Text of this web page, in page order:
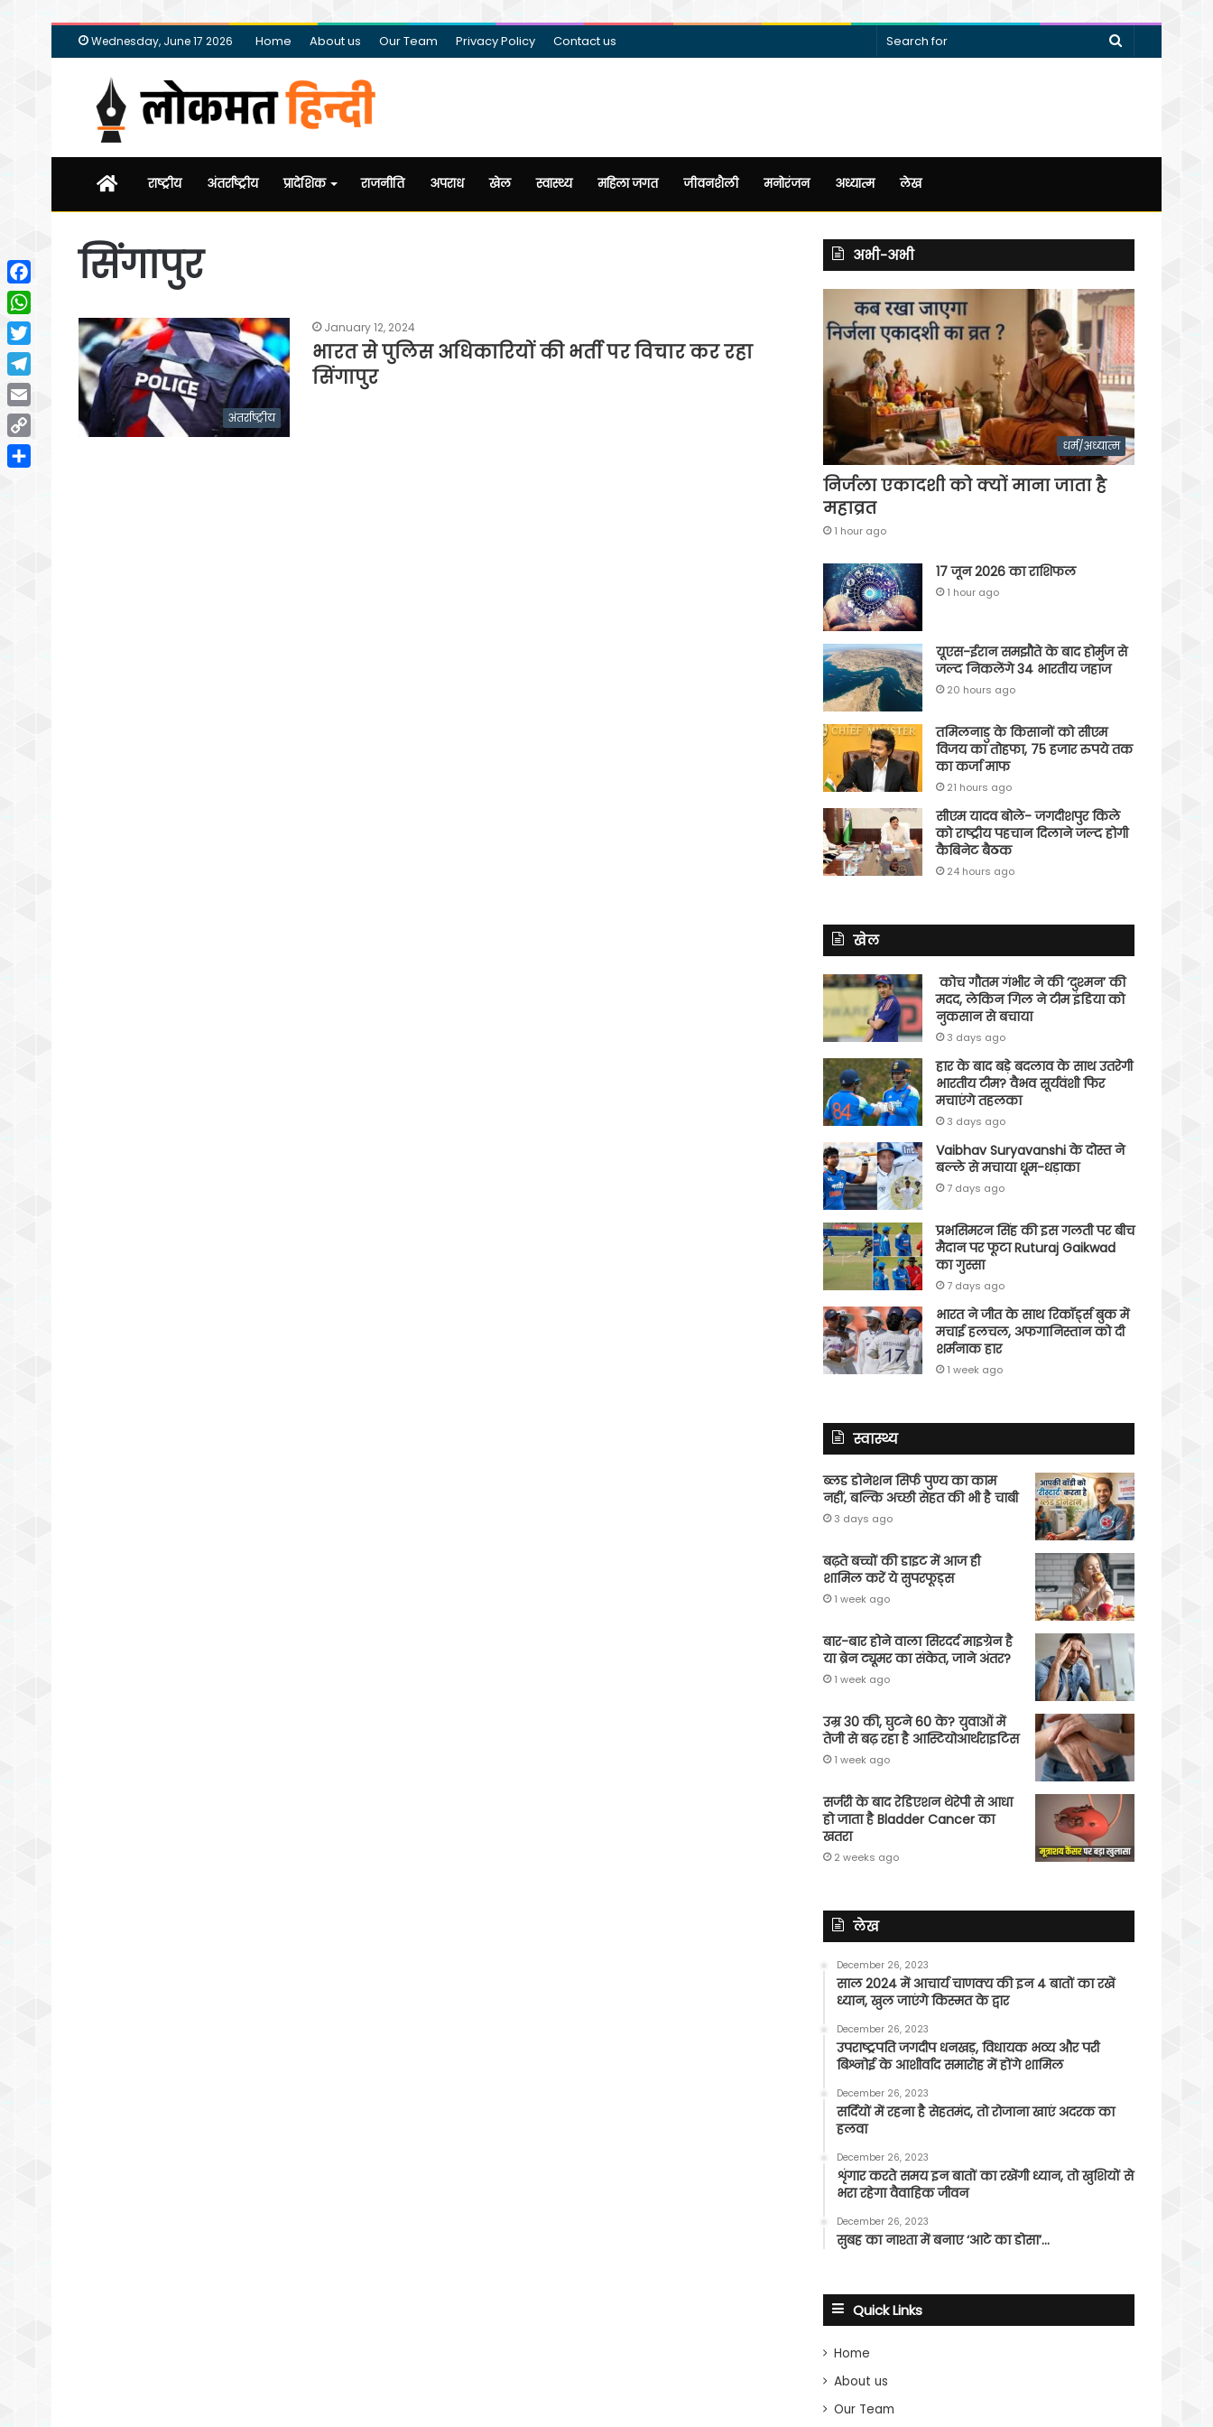
Wednesday, June 17 2026 Home About us Our Team Privacy Policy Contact us
Search
Homeराष्ट्रीय अंतर्राष्ट्रीय प्रादेशिक राजनीति अपराध खेल स्वास्थ्य महिला जगत जीवनशैली मनोरंजन अध्यात्म लेख
सिंगापुर
अंतर्राष्ट्रीय
January 12, 2024
भारत से पुलिस अधिकारियों की भर्ती पर विचार कर रहा
सिंगापुर
अभी-अभी
धर्म/अध्यात्म
निर्जला एकादशी को क्यों माना जाता है
महाव्रत
1 hour ago
17 जून 2026 का राशिफल
1 hour ago
यूएस-ईरान समझौते के बाद होर्मुज से
जल्द निकलेंगे 34 भारतीय जहाज
20 hours ago
तमिलनाडु के किसानों को सीएम
विजय का तोहफा, 75 हजार रुपये तक
का कर्जा माफ
21 hours ago
सीएम यादव बोले- जगदीशपुर किले
को राष्ट्रीय पहचान दिलाने जल्द होगी
कैबिनेट बैठक
24 hours ago
खेल
कोच गौतम गंभीर ने की ‘दुश्मन’ की
मदद, लेकिन गिल ने टीम इंडिया को
नुकसान से बचाया
3 days ago
हार के बाद बड़े बदलाव के साथ उतरेगी
भारतीय टीम? वैभव सूर्यवंशी फिर
मचाएंगे तहलका
3 days ago
Vaibhav Suryavanshi के दोस्त ने
बल्ले से मचाया धूम-धड़ाका
7 days ago
प्रभसिमरन सिंह की इस गलती पर बीच
मैदान पर फूटा Ruturaj Gaikwad
का गुस्सा
7 days ago
भारत ने जीत के साथ रिकॉर्ड्स बुक में
मचाई हलचल, अफगानिस्तान को दी
शर्मनाक हार
1 week ago
स्वास्थ्य
ब्लड डोनेशन सिर्फ पुण्य का काम
नहीं, बल्कि अच्छी सेहत की भी है चाबी
3 days ago
बढ़ते बच्चों की डाइट में आज ही
शामिल करें ये सुपरफूड्स
1 week ago
बार-बार होने वाला सिरदर्द माइग्रेन है
या ब्रेन ट्यूमर का संकेत, जाने अंतर?
1 week ago
उम्र 30 की, घुटने 60 के? युवाओं में
तेजी से बढ़ रहा है आस्टियोआर्थराइटिस
1 week ago
सर्जरी के बाद रेडिएशन थेरेपी से आधा
हो जाता है Bladder Cancer का
खतरा
2 weeks ago
लेख
December 26, 2023
साल 2024 में आचार्य चाणक्य की इन 4 बातों का रखें
ध्यान, खुल जाएंगे किस्मत के द्वार
December 26, 2023
उपराष्ट्रपति जगदीप धनखड़, विधायक भव्य और परी
बिश्नोई के आशीर्वाद समारोह में होंगे शामिल
December 26, 2023
सर्दियों में रहना है सेहतमंद, तो रोजाना खाएं अदरक का
हलवा
December 26, 2023
शृंगार करते समय इन बातों का रखेंगी ध्यान, तो खुशियों से
भरा रहेगा वैवाहिक जीवन
December 26, 2023
सुबह का नाश्ता में बनाए ‘आटे का डोसा’…
Quick Links
Home
About us
Our Team
Facebook
WhatsApp
Twitter
Telegram
Email
Copy
Link